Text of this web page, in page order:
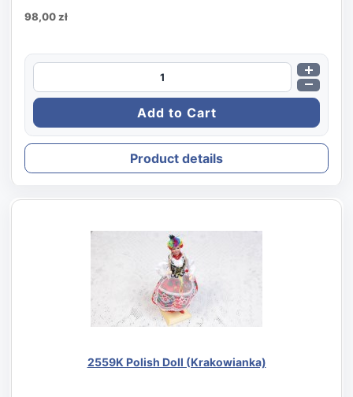
98,00 zł
Product details
2559K Polish Doll (Krakowianka)